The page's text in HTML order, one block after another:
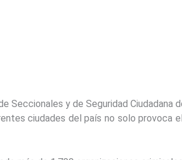
Seccionales y de Seguridad Ciudadana
ciudades del país no solo provoca